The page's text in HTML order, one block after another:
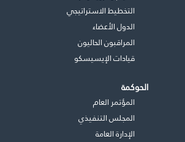
التخطيط الاستراتيجي
الدول الأعضاء
المراقبون الحاليون
قيادات الإيسيسكو
الحوكمة
المؤتمر العام
المجلس التنفيذي
اﻹدارة العامة